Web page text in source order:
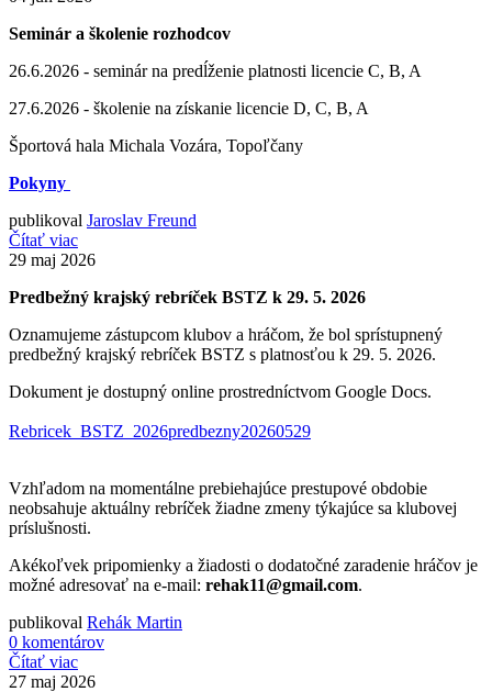
Seminár a školenie rozhodcov
26.6.2026 - seminár na predĺženie platnosti licencie C, B, A
27.6.2026 - školenie na získanie licencie D, C, B, A
Športová hala Michala Vozára, Topoľčany
Pokyny
publikoval Jaroslav Freund
Čítať viac
29 maj 2026
Predbežný krajský rebríček BSTZ k 29. 5. 2026
Oznamujeme zástupcom klubov a hráčom, že bol sprístupnený
predbežný krajský rebríček BSTZ s platnosťou k 29. 5. 2026.
Dokument je dostupný online prostredníctvom Google Docs.
Rebricek_BSTZ_2026predbezny20260529
Vzhľadom na momentálne prebiehajúce prestupové obdobie
neobsahuje aktuálny rebríček žiadne zmeny týkajúce sa klubovej
príslušnosti.
Akékoľvek pripomienky a žiadosti o dodatočné zaradenie hráčov je
možné adresovať na e-mail: rehak11@gmail.com.
publikoval Rehák Martin
0 komentárov
Čítať viac
27 maj 2026